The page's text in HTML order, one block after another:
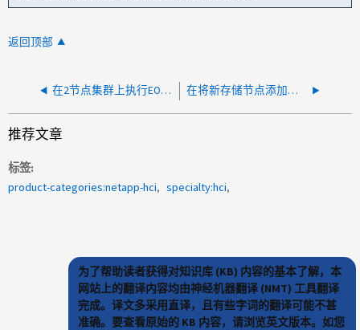
返回顶部
在2节点集群上执行EOS升级期间发生中断 在将新存储节点添加到HCI集群之前、是否需要更新它？
推荐文章
标签
product-categories:netapp-hci
specialty:hci
为了帮助读者获得对知识库 (KB) 内容的基本了解，本
网站上的翻译内容均由神经机器翻译 (NMT) 工具翻译
完成。译文多采用直译，且有些字词的翻译可能不甚
准确。要查看原始的 KB 内容，请浏览英文版本。如您